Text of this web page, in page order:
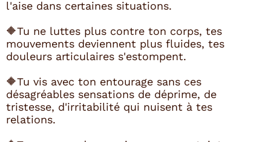
l'aise dans certaines situations.
🔶Tu ne luttes plus contre ton corps, tes
mouvements deviennent plus fluides, tes
douleurs articulaires s'estompent.
🔶Tu vis avec ton entourage sans ces
désagréables sensations de déprime, de
tristesse, d'irritabilité qui nuisent à tes
relations.